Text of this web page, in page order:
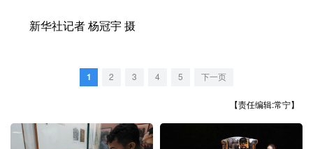
文化产业
辽宁 吉林 江苏
新华社记者 杨冠宇 摄
1 2 3 4 5 下一页
【责任编辑:常宁】